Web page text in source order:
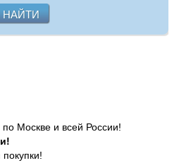
по Москве и всей России!